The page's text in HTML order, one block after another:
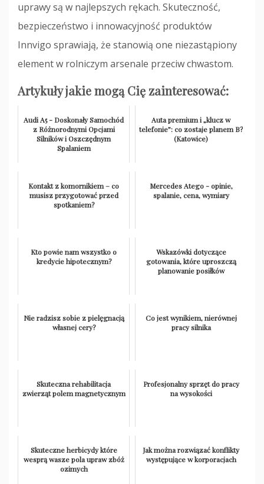
uprawy są w najlepszych rękach. Skuteczność,
bezpieczeństwo i innowacyjność produktów
Innvigo sprawiają, że stanowią one niezastąpiony
element w rolniczym arsenale przeciw chwastom.
Artykuły jakie mogą Cię zainteresować:
Audi A5 - Doskonały Samochód
z Różnorodnymi Opcjami
Silników i Oszczędnym
Spalaniem
Auta premium i „klucz w
telefonie”: co zostaje planem B?
(Katowice)
Kontakt z komornikiem – co
musisz przygotować przed
spotkaniem?
Mercedes Atego - opinie,
spalanie, cena, wymiary
Kto powie nam wszystko o
kredycie hipotecznym?
Wskazówki dotyczące
gotowania, które uproszczą
planowanie posiłków
Nie radzisz sobie z pielęgnacją
własnej cery?
Co jest wynikiem, nierównej
pracy silnika
Skuteczna rehabilitacja
zwierząt polem magnetycznym
Profesjonalny sprzęt do pracy
na wysokości
Skuteczne herbicydy które
wesprą wasze pola upraw zbóż
ozimych
Jak można rozwiązać konflikty
występujące w korporacjach